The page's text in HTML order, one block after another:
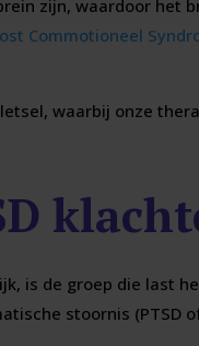
zijn, waardoor het
Commotioneel
waarbij onze
is de groep die last
stoornis (PTSD